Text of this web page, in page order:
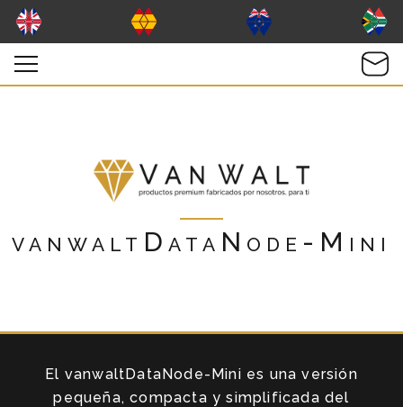
vanwaltDataNode-Mini
El vanwaltDataNode-Mini es una versión
pequeña, compacta y simplificada del